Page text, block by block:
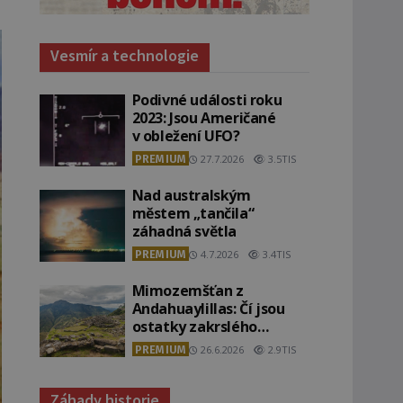
Vesmír a technologie
Podivné události roku
2023: Jsou Američané
v obležení UFO?
PREMIUM 27.7.2026 3.5TIS
Nad australským
městem „tančila“
záhadná světla
PREMIUM 4.7.2026 3.4TIS
Mimozemšťan z
Andahuaylillas: Čí jsou
ostatky zakrslého
stvoření s ohromnou
lebkou?
PREMIUM 26.6.2026 2.9TIS